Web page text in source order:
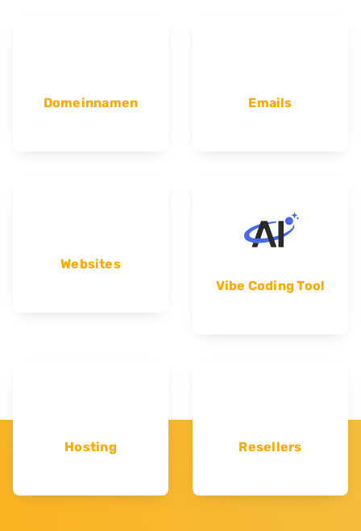
Domeinnamen Emails
Websites
Vibe Coding Tool
Hosting Resellers